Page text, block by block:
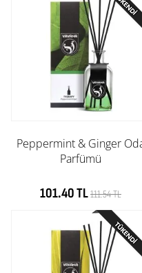
Peppermint & Ginger
Parfümü
101.40 TL111.54 TL